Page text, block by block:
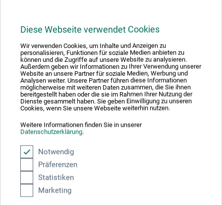
Diese Webseite verwendet Cookies
Wir verwenden Cookies, um Inhalte und Anzeigen zu
personalisieren, Funktionen für soziale Medien anbieten zu
können und die Zugriffe auf unsere Website zu analysieren.
Außerdem geben wir Informationen zu Ihrer Verwendung unserer
Website an unsere Partner für soziale Medien, Werbung und
Analysen weiter. Unsere Partner führen diese Informationen
möglicherweise mit weiteren Daten zusammen, die Sie ihnen
bereitgestellt haben oder die sie im Rahmen Ihrer Nutzung der
Dienste gesammelt haben. Sie geben Einwilligung zu unseren
Cookies, wenn Sie unsere Webseite weiterhin nutzen.
Weitere Informationen finden Sie in unserer
Datenschutzerklärung.
Notwendig
Präferenzen
Statistiken
Marketing
Der Kurs richtet sich an Anfängerinnen und Anfänger
und Fortgeschrittene, die ihre Porträtmalerei vertiefen
möchten. Vorkenntnisse sind hilfreich, aber nicht erforderlich.
Veranstaltungsdatum
10. - 11. Jul. 2026
Sie schauen derzeitig auf eine vergangene
Veranstaltung
Veranstaltungsort